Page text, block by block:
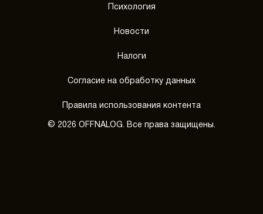
Психология
Новости
Налоги
Согласие на обработку данных
Правила использования контента
© 2026 OFFNALOG. Все права защищены.